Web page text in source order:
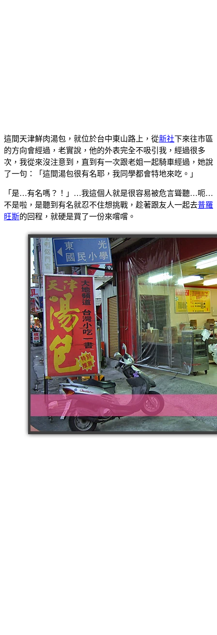
這間天津鮮肉湯包，就位於台中東山路上，從新社下來往市區
的方向會經過，老實說，他的外表完全不吸引我，經過很多
次，我從來沒注意到，直到有一次跟老姐一起騎車經過，她說
了一句：「這間湯包很有名耶，我同學都會特地來吃。」
「是…有名嗎？！」…我這個人就是很容易被危言聳聽…呃…
不是啦，是聽到有名就忍不住想挑戰，趁著跟友人一起去普羅
旺斯的回程，就硬是買了一份來嚐嚐。